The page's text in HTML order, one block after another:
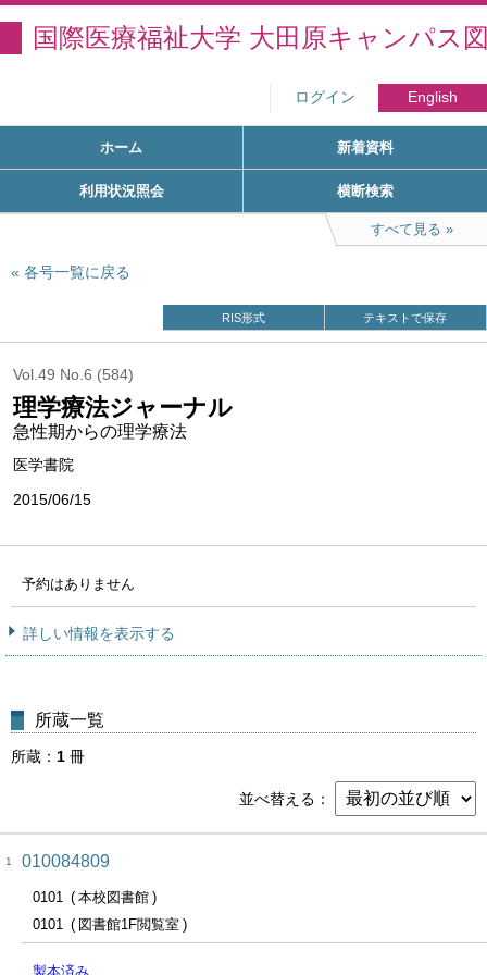
国際医療福祉大学 大田原キャンパス
ログイン English
ホーム 新着資料
利用状況照会 横断検索
すべて見る
各号一覧に戻る
RIS形式 テキストで保存
Vol.49 No.6 (584)
理学療法ジャーナル
急性期からの理学療法
医学書院
2015/06/15
予約はありません
詳しい情報を表示する
所蔵一覧
所蔵 1 冊
並べ替える
1 010084809
0101
本校図書館
0101
図書館1F閲覧室
製本済み